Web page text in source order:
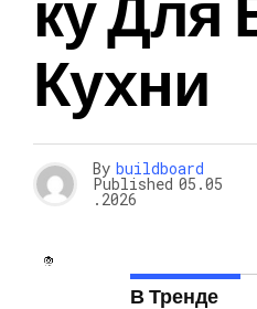
Кухни
By buildboard
Published 05.05
.2026
В Тренде